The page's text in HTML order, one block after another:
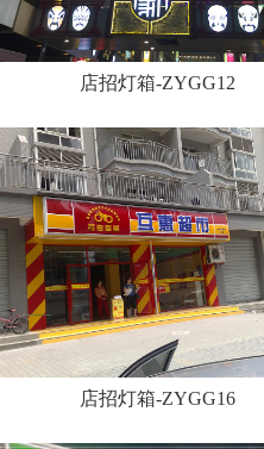
店招灯箱-ZYGG12
店招灯箱-ZYGG16